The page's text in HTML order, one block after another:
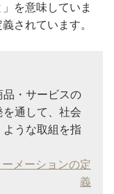
を意味していま
されています。
品・サービスの
通して、社会
うな取組を指
メーションの定
義